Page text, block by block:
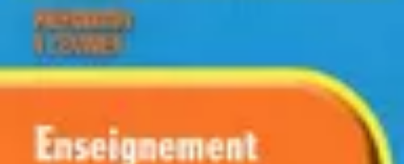
Infirmiers à Domicile
Pratiques et erreursChoix de l'infirmier
InnovationCommunication et Pratiques